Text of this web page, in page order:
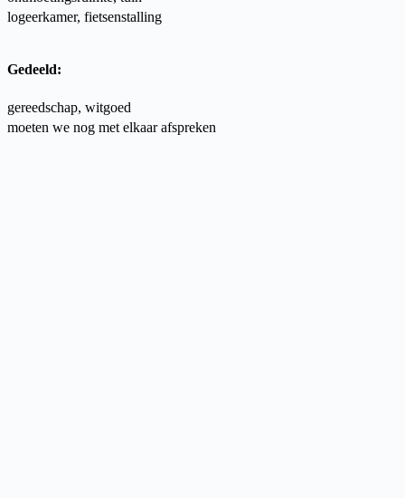
logeerkamer, fietsenstalling
Gedeeld:
gereedschap, witgoed
moeten we nog met elkaar afspreken